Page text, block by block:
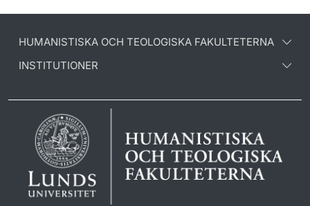
HUMANISTISKA OCH TEOLOGISKA FAKULTETERNA
INSTITUTIONER